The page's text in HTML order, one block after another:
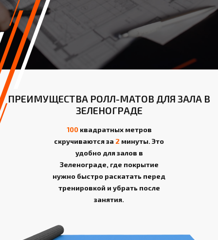
ПРЕИМУЩЕСТВА РОЛЛ-МАТОВ ДЛЯ ЗАЛА В
ЗЕЛЕНОГРАДЕ
100квадратных метров
скручиваются за 2 минуты. Это
удобно для залов в
Зеленограде, где покрытие
нужно быстро раскатать перед
тренировкой и убрать после
занятия.